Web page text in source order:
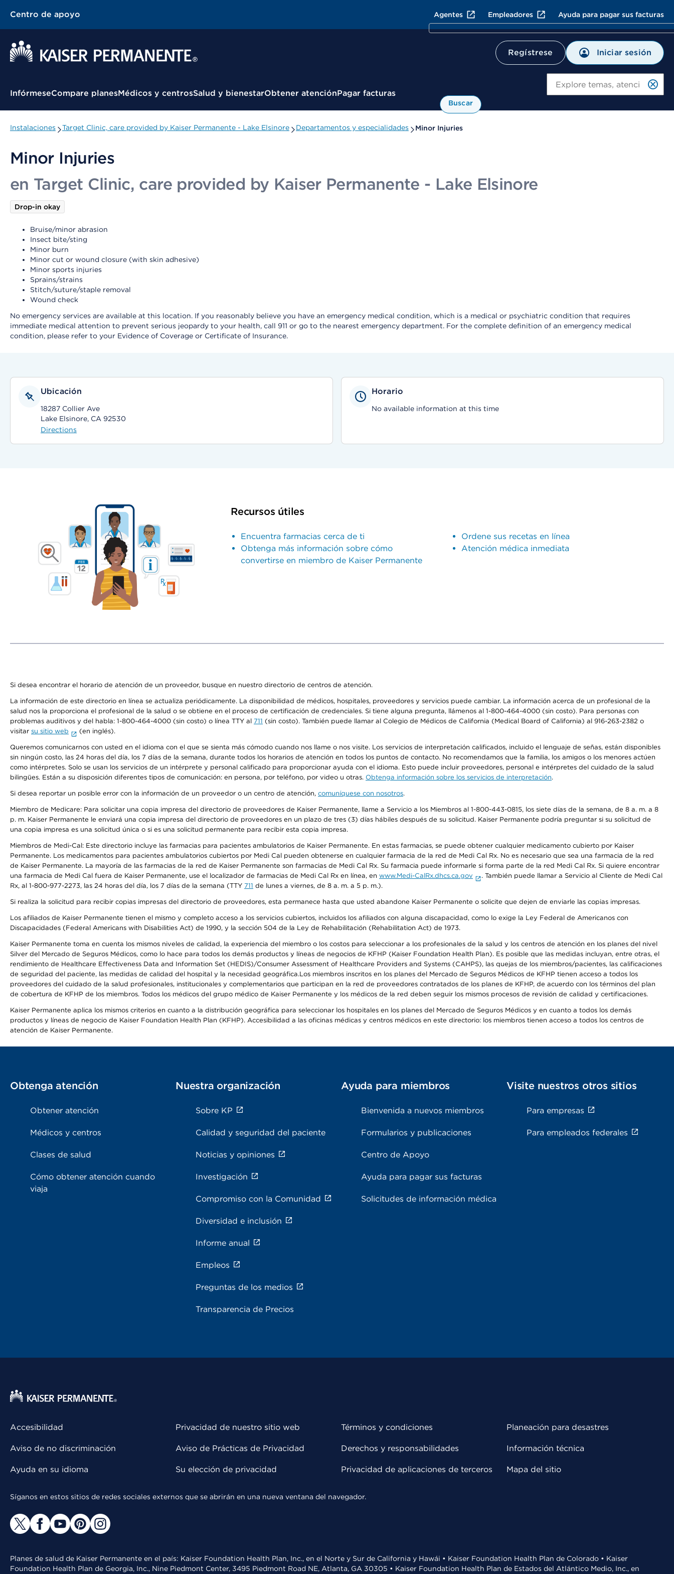
Centro de apoyo Agentes Empleadores Ayuda para pagar sus facturas
Regístrese Iniciar sesión
Menú contextual
InfórmeseCompare planesMédicos y centrosSalud y bienestarObtener atenciónPagar facturas
Buscar
Instalaciones Target Clinic, care provided by Kaiser Permanente - Lake Elsinore Departamentos y especialidades Minor Injuries
Minor Injuries
en Target Clinic, care provided by Kaiser Permanente - Lake Elsinore
Drop-in okay
Bruise/minor abrasion
Insect bite/sting
Minor burn
Minor cut or wound closure (with skin adhesive)
Minor sports injuries
Sprains/strains
Stitch/suture/staple removal
Wound check
No emergency services are available at this location. If you reasonably believe you have an emergency medical condition, which is a medical or psychiatric condition that requires
immediate medical attention to prevent serious jeopardy to your health, call 911 or go to the nearest emergency department. For the complete definition of an emergency medical
condition, please refer to your Evidence of Coverage or Certificate of Insurance.
Ubicación
18287 Collier Ave
Lake Elsinore, CA 92530
Directions
Horario
No available information at this time
Recursos útiles
Encuentra farmacias cerca de ti
Obtenga más información sobre cómo
convertirse en miembro de Kaiser Permanente
Ordene sus recetas en línea
Atención médica inmediata
Si desea encontrar el horario de atención de un proveedor, busque en nuestro directorio de centros de atención.
La información de este directorio en línea se actualiza periódicamente. La disponibilidad de médicos, hospitales, proveedores y servicios puede cambiar. La información acerca de un profesional de la
salud nos la proporciona el profesional de la salud o se obtiene en el proceso de certificación de credenciales. Si tiene alguna pregunta, llámenos al 1-800-464-4000 (sin costo). Para personas con
problemas auditivos y del habla: 1-800-464-4000 (sin costo) o línea TTY al 711 (sin costo). También puede llamar al Colegio de Médicos de California (Medical Board of California) al 916-263-2382 o
visitar su sitio web (en inglés).
Queremos comunicarnos con usted en el idioma con el que se sienta más cómodo cuando nos llame o nos visite. Los servicios de interpretación calificados, incluido el lenguaje de señas, están disponibles
sin ningún costo, las 24 horas del día, los 7 días de la semana, durante todos los horarios de atención en todos los puntos de contacto. No recomendamos que la familia, los amigos o los menores actúen
como intérpretes. Solo se usan los servicios de un intérprete y personal calificado para proporcionar ayuda con el idioma. Esto puede incluir proveedores, personal e intérpretes del cuidado de la salud
bilingües. Están a su disposición diferentes tipos de comunicación: en persona, por teléfono, por video u otras. Obtenga información sobre los servicios de interpretación.
Si desea reportar un posible error con la información de un proveedor o un centro de atención, comuníquese con nosotros.
Miembro de Medicare: Para solicitar una copia impresa del directorio de proveedores de Kaiser Permanente, llame a Servicio a los Miembros al 1-800-443-0815, los siete días de la semana, de 8 a. m. a 8
p. m. Kaiser Permanente le enviará una copia impresa del directorio de proveedores en un plazo de tres (3) días hábiles después de su solicitud. Kaiser Permanente podría preguntar si su solicitud de
una copia impresa es una solicitud única o si es una solicitud permanente para recibir esta copia impresa.
Miembros de Medi-Cal: Este directorio incluye las farmacias para pacientes ambulatorios de Kaiser Permanente. En estas farmacias, se puede obtener cualquier medicamento cubierto por Kaiser
Permanente. Los medicamentos para pacientes ambulatorios cubiertos por Medi Cal pueden obtenerse en cualquier farmacia de la red de Medi Cal Rx. No es necesario que sea una farmacia de la red
de Kaiser Permanente. La mayoría de las farmacias de la red de Kaiser Permanente son farmacias de Medi Cal Rx. Su farmacia puede informarle si forma parte de la red Medi Cal Rx. Si quiere encontrar
una farmacia de Medi Cal fuera de Kaiser Permanente, use el localizador de farmacias de Medi Cal Rx en línea, en www.Medi-CalRx.dhcs.ca.gov
. También puede llamar a Servicio al Cliente de Medi Cal
Rx, al 1-800-977-2273, las 24 horas del día, los 7 días de la semana (TTY 711 de lunes a viernes, de 8 a. m. a 5 p. m.).
Si realiza la solicitud para recibir copias impresas del directorio de proveedores, esta permanece hasta que usted abandone Kaiser Permanente o solicite que dejen de enviarle las copias impresas.
Los afiliados de Kaiser Permanente tienen el mismo y completo acceso a los servicios cubiertos, incluidos los afiliados con alguna discapacidad, como lo exige la Ley Federal de Americanos con
Discapacidades (Federal Americans with Disabilities Act) de 1990, y la sección 504 de la Ley de Rehabilitación (Rehabilitation Act) de 1973.
Kaiser Permanente toma en cuenta los mismos niveles de calidad, la experiencia del miembro o los costos para seleccionar a los profesionales de la salud y los centros de atención en los planes del nivel
Silver del Mercado de Seguros Médicos, como lo hace para todos los demás productos y líneas de negocios de KFHP (Kaiser Foundation Health Plan). Es posible que las medidas incluyan, entre otras, el
rendimiento de Healthcare Effectiveness Data and Information Set (HEDIS)/Consumer Assessment of Healthcare Providers and Systems (CAHPS), las quejas de los miembros/pacientes, las calificaciones
de seguridad del paciente, las medidas de calidad del hospital y la necesidad geográfica.Los miembros inscritos en los planes del Mercado de Seguros Médicos de KFHP tienen acceso a todos los
proveedores del cuidado de la salud profesionales, institucionales y complementarios que participan en la red de proveedores contratados de los planes de KFHP, de acuerdo con los términos del plan
de cobertura de KFHP de los miembros. Todos los médicos del grupo médico de Kaiser Permanente y los médicos de la red deben seguir los mismos procesos de revisión de calidad y certificaciones.
Kaiser Permanente aplica los mismos criterios en cuanto a la distribución geográfica para seleccionar los hospitales en los planes del Mercado de Seguros Médicos y en cuanto a todos los demás
productos y líneas de negocio de Kaiser Foundation Health Plan (KFHP). Accesibilidad a las oficinas médicas y centros médicos en este directorio: los miembros tienen acceso a todos los centros de
atención de Kaiser Permanente.
Obtenga atención
Obtener atención
Médicos y centros
Clases de salud
Cómo obtener atención cuando
viaja
Nuestra organización
Sobre KP
Calidad y seguridad del paciente
Noticias y opiniones
Investigación
Compromiso con la Comunidad
Diversidad e inclusión
Informe anual
Empleos
Preguntas de los medios
Transparencia de Precios
Ayuda para miembros
Bienvenida a nuevos miembros
Formularios y publicaciones
Centro de Apoyo
Ayuda para pagar sus facturas
Solicitudes de información médica
Visite nuestros otros sitios
Para empresas
Para empleados federales
Accesibilidad
Aviso de no discriminación
Ayuda en su idioma
Privacidad de nuestro sitio web
Aviso de Prácticas de Privacidad
Su elección de privacidad
Términos y condiciones
Derechos y responsabilidades
Privacidad de aplicaciones de terceros
Planeación para desastres
Información técnica
Mapa del sitio
Síganos en estos sitios de redes sociales externos que se abrirán en una nueva ventana del navegador.
Planes de salud de Kaiser Permanente en el país: Kaiser Foundation Health Plan, Inc., en el Norte y Sur de California y Hawái • Kaiser Foundation Health Plan de Colorado • Kaiser
Foundation Health Plan de Georgia, Inc., Nine Piedmont Center, 3495 Piedmont Road NE, Atlanta, GA 30305 • Kaiser Foundation Health Plan de Estados del Atlántico Medio, Inc., en